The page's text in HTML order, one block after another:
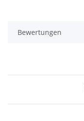
Bewertungen